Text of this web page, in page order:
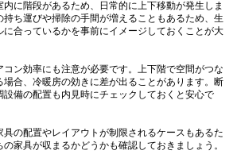
内に階段があるため、日常的に上下移動が発生しま
持ち運びや掃除の手間が増えることもあるため、生
に合っているかを事前にイメージしておくことが大
コン効率にも注意が必要です。上下階で空間がつな
場合、冷暖房の効きに差が出ることがあります。断
設備の配置も内見時にチェックしておくと安心で
具の配置やレイアウトが制限されるケースもあるた
の家具が収まるかどうかも確認しておきましょう。